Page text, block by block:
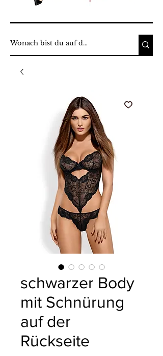
schwarzer Body
mit Schnürung
auf der
Rückseite